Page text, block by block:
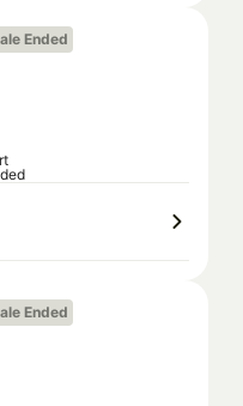
Ended
Ended